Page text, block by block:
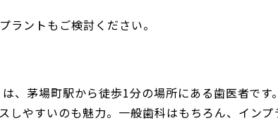
ラントもご検討ください。
、茅場町駅から徒歩1分の場所にある歯医者です。
しやすいのも魅力。一般歯科はもちろん、イン